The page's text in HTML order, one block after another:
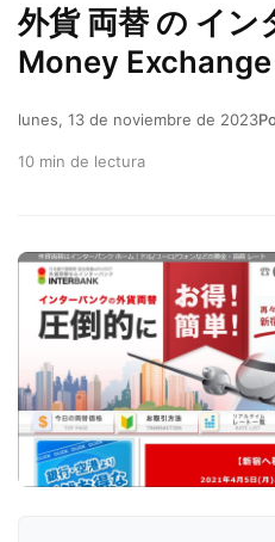
外貨 両替 の イ
Money Exchange
lunes, 13 de noviembre de 2023
10 min de lectura